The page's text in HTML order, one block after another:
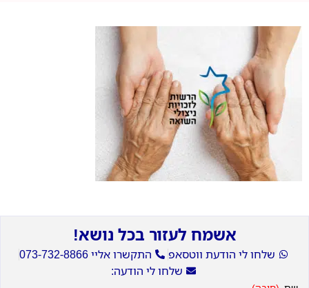
אשמח לעזור בכל נושא!
שלחו לי הודעת ווטסאפ
התקשרו אליי 073-732-8866
שלחו לי הודעה: